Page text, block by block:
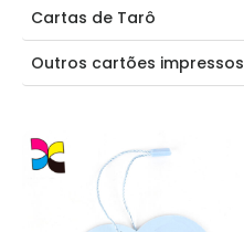
Cartas de Tarô
Outros cartões impressos